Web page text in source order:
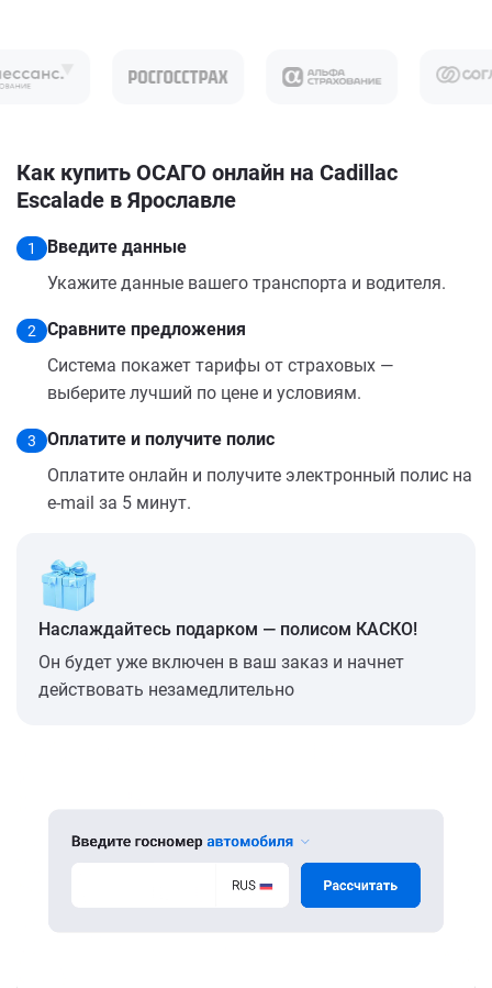
Как купить ОСАГО онлайн на Cadillac
Escalade в Ярославле
1
Введите данные
Укажите данные вашего транспорта и водителя.
2
Сравните предложения
Система покажет тарифы от страховых —
выберите лучший по цене и условиям.
3
Оплатите и получите полис
Оплатите онлайн и получите электронный полис на
e-mail за 5 минут.
Наслаждайтесь подарком — полисом КАСКО!
Он будет уже включен в ваш заказ и начнет
действовать незамедлительно